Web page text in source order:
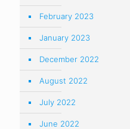
February 2023
January 2023
December 2022
August 2022
July 2022
June 2022